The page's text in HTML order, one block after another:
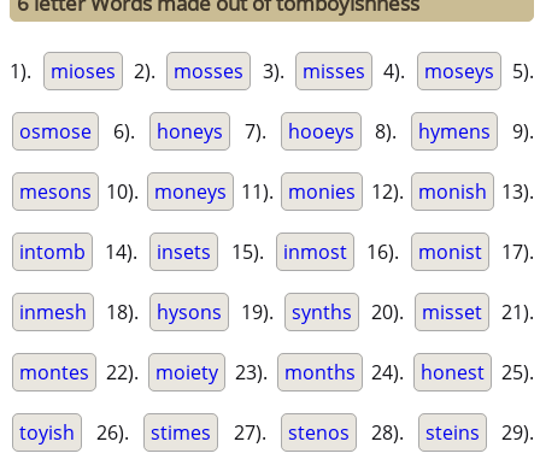
1). mioses 2). mosses 3). misses 4). moseys 5).
osmose 6). honeys 7). hooeys 8). hymens 9).
mesons 10). moneys 11). monies 12). monish 13).
intomb 14). insets 15). inmost 16). monist 17).
inmesh 18). hysons 19). synths 20). misset 21).
montes 22). moiety 23). months 24). honest 25).
toyish 26). stimes 27). stenos 28). steins 29).